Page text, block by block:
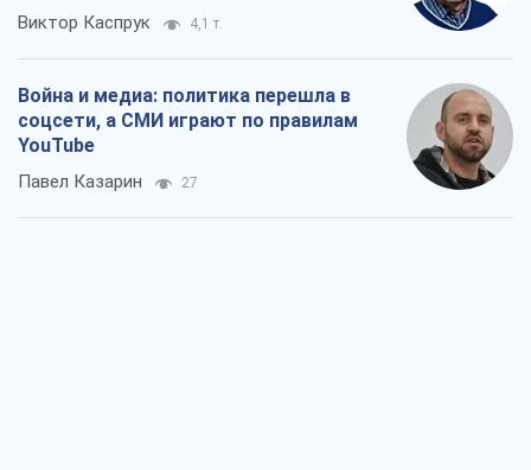
Виктор Каспрук 4,1 т.
Война и медиа: политика перешла в
соцсети, а СМИ играют по правилам
YouTube
Павел Казарин 27